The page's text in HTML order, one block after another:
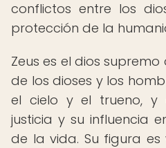
conflictos entre los
protección de la
Zeus es el dios
de los dioses y los
el cielo y el trueno, y
justicia y su influencia
de la vida. Su figura